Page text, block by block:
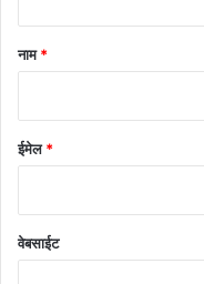
नाम*
ईमेल*
वेबसाईट